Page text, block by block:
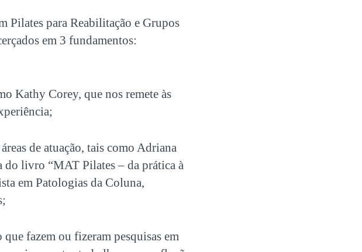
Pilates para Reabilitação e Grupos
em 3 fundamentos:
Kathy Corey, que nos remete às
de atuação, tais como Adriana
do livro “MAT Pilates – da prática à
em Patologias da Coluna,
fazem ou fizeram pesquisas em